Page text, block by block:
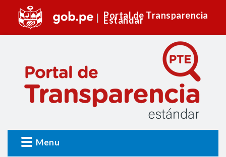
Portal de Transparencia
Estándar
Menu